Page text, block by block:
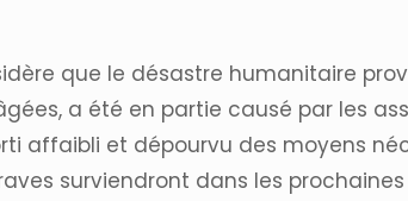
que le désastre humanitaire
a été en partie causé par les
affaibli et dépourvu des moyens
surviendront dans les